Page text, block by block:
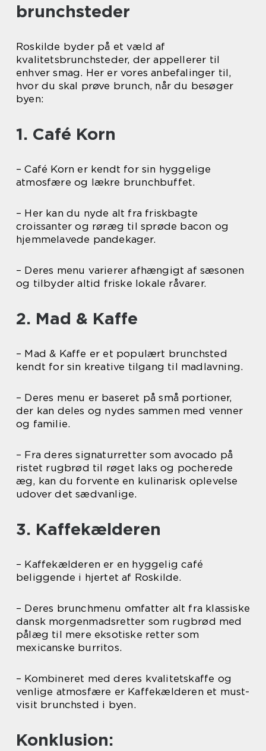
brunchsteder
Roskilde byder på et væld af
kvalitetsbrunchsteder, der appellerer til
enhver smag. Her er vores anbefalinger til,
hvor du skal prøve brunch, når du besøger
byen:
1. Café Korn
– Café Korn er kendt for sin hyggelige
atmosfære og lækre brunchbuffet.
– Her kan du nyde alt fra friskbagte
croissanter og røræg til sprøde bacon og
hjemmelavede pandekager.
– Deres menu varierer afhængigt af sæsonen
og tilbyder altid friske lokale råvarer.
2. Mad & Kaffe
– Mad & Kaffe er et populært brunchsted
kendt for sin kreative tilgang til madlavning.
– Deres menu er baseret på små portioner,
der kan deles og nydes sammen med venner
og familie.
– Fra deres signaturretter som avocado på
ristet rugbrød til røget laks og pocherede
æg, kan du forvente en kulinarisk oplevelse
udover det sædvanlige.
3. Kaffekælderen
– Kaffekælderen er en hyggelig café
beliggende i hjertet af Roskilde.
– Deres brunchmenu omfatter alt fra klassiske
dansk morgenmadsretter som rugbrød med
pålæg til mere eksotiske retter som
mexicanske burritos.
– Kombineret med deres kvalitetskaffe og
venlige atmosfære er Kaffekælderen et must-
visit brunchsted i byen.
Konklusion: